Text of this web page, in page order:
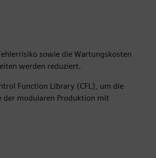
sowie die Wartungskosten
werden reduziert.
Function Library (CFL), um die
der modularen Produktion mit